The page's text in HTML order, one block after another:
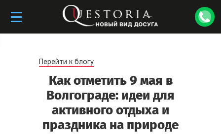
Перейти к блогу
Как отметить 9 мая в
Волгограде: идеи для
активного отдыха и
праздника на природе